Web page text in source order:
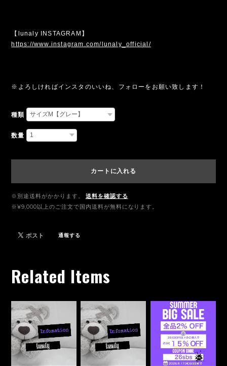
【lunaly INSTAGRAM】
https://www.instagram.com/lunaly_official/
※よろしければインスタのいいね、フォローをお願い致します！
種類
数量
カートに入れる
※別途送料がかかります。
送料を確認する
※¥9,000以上のご注文で国内送料が無料になります。
通報する
Related Items